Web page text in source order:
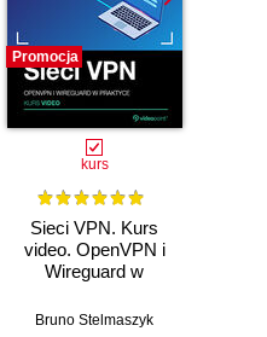
Promocja
kurs
Sieci VPN. Kurs
video. OpenVPN i
Wireguard w
Bruno Stelmaszyk